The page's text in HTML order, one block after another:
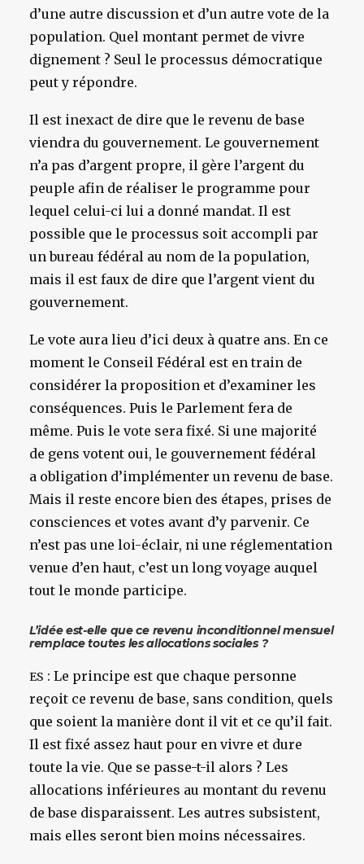
d’une autre discussion et d’un autre vote de la
population. Quel montant permet de vivre
dignement ? Seul le processus démocratique
peut y répondre.
Il est inexact de dire que le revenu de base
viendra du gouvernement. Le gouvernement
n’a pas d’argent propre, il gère l’argent du
peuple afin de réaliser le programme pour
lequel celui-ci lui a donné mandat. Il est
possible que le processus soit accompli par
un bureau fédéral au nom de la population,
mais il est faux de dire que l’argent vient du
gouvernement.
Le vote aura lieu d’ici deux à quatre ans. En ce
moment le Conseil Fédéral est en train de
considérer la proposition et d’examiner les
conséquences. Puis le Parlement fera de
même. Puis le vote sera fixé. Si une majorité
de gens votent oui, le gouvernement fédéral
a obligation d’implémenter un revenu de base.
Mais il reste encore bien des étapes, prises de
consciences et votes avant d’y parvenir. Ce
n’est pas une loi-éclair, ni une réglementation
venue d’en haut, c’est un long voyage auquel
tout le monde participe.
L’idée est-elle que ce revenu inconditionnel mensuel
remplace toutes les allocations sociales ?
ES : Le principe est que chaque personne
reçoit ce revenu de base, sans condition, quels
que soient la manière dont il vit et ce qu’il fait.
Il est fixé assez haut pour en vivre et dure
toute la vie. Que se passe-t-il alors ? Les
allocations inférieures au montant du revenu
de base disparaissent. Les autres subsistent,
mais elles seront bien moins nécessaires.